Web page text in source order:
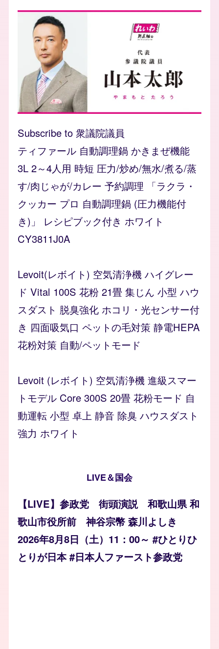
photo
Subscribe to 衆議院議員
ティファール 自動調理鍋 かきまぜ機能
3L 2～4人用 時短 圧力/炒め/無水/煮る/蒸
す/肉じゃが/カレー 予約調理 「ラクラ・
クッカー プロ 自動調理鍋 (圧力機能付
き)」 レシピブック付き ホワイト
CY3811J0A
Levoit(レボイト) 空気清浄機 ハイグレー
ド Vital 100S 花粉 21畳 集じん 小型 ハウ
スダスト 脱臭強化 ホコリ・光センサー付
き 四面吸気口 ペットの毛対策 静電HEPA
花粉対策 自動/ペットモード
Levoit (レボイト) 空気清浄機 進級スマー
トモデル Core 300S 20畳 花粉モード 自
動運転 小型 卓上 静音 除臭 ハウスダスト
強力 ホワイト
LIVE＆国会
【LIVE】参政党 街頭演説 和歌山県 和
歌山市役所前 神谷宗幣 森川よしき
2026年8月8日（土）11：00～ #ひとりひ
とりが日本 #日本人ファースト参政党